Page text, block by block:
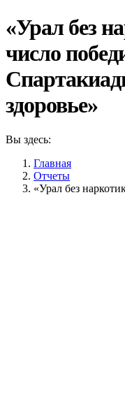
«Урал без
число
здоровье»
Вы здесь:
Главная
Отчеты
«Урал без